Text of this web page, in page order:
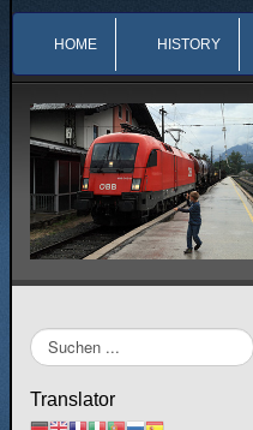
HOME HISTORY
Suchen
...
Translator